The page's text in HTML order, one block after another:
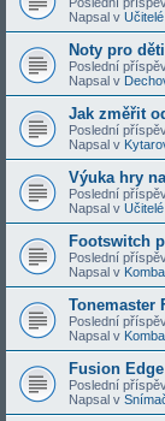
Napsal v Učitelé
Noty pro
Poslední
Napsal v
Jak změřit
Poslední
Napsal v
Výuka hry
Poslední
Napsal v Učitelé
Footswitch
Poslední
Napsal v
Tonemaster
Poslední
Napsal v
Fusion
Poslední
Napsal v